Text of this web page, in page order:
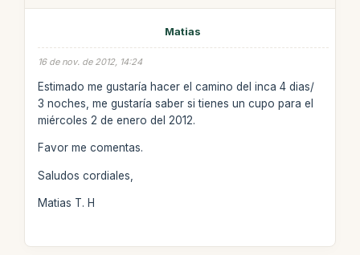
Matias
16 de nov. de 2012, 14:24
Estimado me gustaría hacer el camino del inca 4 dias/
3 noches, me gustaría saber si tienes un cupo para el
miércoles 2 de enero del 2012.
Favor me comentas.
Saludos cordiales,
Matias T. H